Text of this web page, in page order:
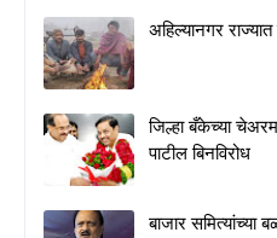
अहिल्यानगर
जिल्हा बँकेच्या
पाटील बिनविरोध
बाजार समित्यांच्या